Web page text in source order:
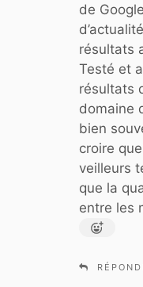
de
résultats
Testé et
résultats
domaine
bien
croire
veilleurs
que la
entre les